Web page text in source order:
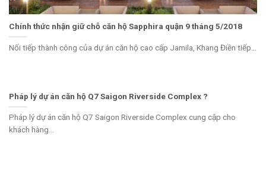
Chính thức nhận giữ chỗ căn hộ Sapphira quận 9 tháng 5/2018
Nối tiếp thành công của dự án căn hộ cao cấp Jamila, Khang Điền tiếp...
Pháp lý dự án căn hộ Q7 Saigon Riverside Complex ?
Pháp lý dự án căn hộ Q7 Saigon Riverside Complex cung cập cho
khách hàng...